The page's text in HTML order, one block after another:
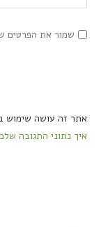
שמור את הפרטים
אתר זה עושה שימוש
איך נתוני התגובה